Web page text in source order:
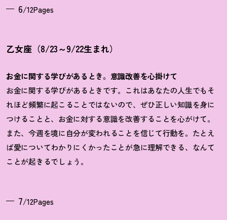
6/12Pages
乙女座（8/23～9/22生まれ）
お金に関する学びがあるとき。意識改善を心掛けて
お金に関する学びがあるときです。これはあなたの人生でもそ
れほど頻繁に起こることではないので、ぜひ正しい知識を身に
つけることと、お金に対する意識を改善することを心がけて。
また、今週を境に自分が変われることを信じて行動を。たとえ
ば愛についてわかりにくかったことが急に理解できる、なんて
ことが起きるでしょう。
7/12Pages